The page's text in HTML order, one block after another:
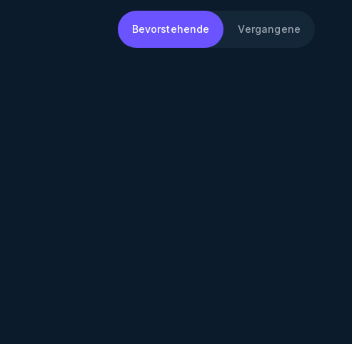
Bevorstehende Vergangene